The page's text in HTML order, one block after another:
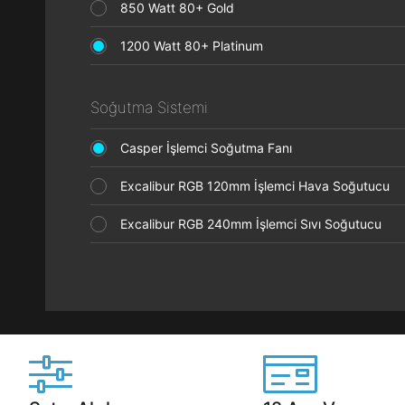
850 Watt 80+ Gold
1200 Watt 80+ Platinum
Soğutma Sistemi
Casper İşlemci Soğutma Fanı
Excalibur RGB 120mm İşlemci Hava Soğutucu
Excalibur RGB 240mm İşlemci Sıvı Soğutucu